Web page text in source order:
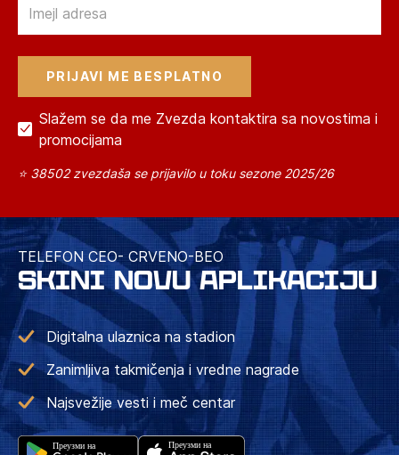
Slažem se da me Zvezda kontaktira sa novostima i
promocijama
⭐ 38502 zvezdaša se prijavilo u toku sezone 2025/26
TELEFON CEO- CRVENO-BEO
SKINI NOVU APLIKACIJU
Digitalna ulaznica na stadion
Zanimljiva takmičenja i vredne nagrade
Najsvežije vesti i meč centar